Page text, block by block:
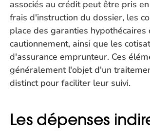
associés au crédit peut être pris
frais d'instruction du dossier, les
place des garanties hypothécaires
cautionnement, ainsi que les
d'assurance emprunteur. Ces
généralement l'objet d'un
distinct pour faciliter leur suivi.
Les dépenses